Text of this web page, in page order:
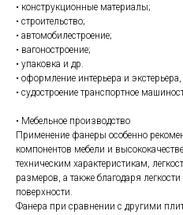
• конструкционные материалы;
• строительство;
• автомобилестроение;
• вагоностроение;
• упаковка и др.
• оформление интерьера и экстерьера,
• судостроение транспортное
• Мебельное производство
Применение фанеры особенно
компонентов мебели и
техническим характеристикам,
размеров, а также благодаря легкости
поверхности.
Фанера при сравнении с другими